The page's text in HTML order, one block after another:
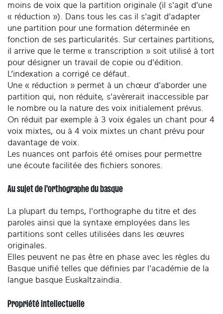
moins de voix que la partition originale (il s'agit d'une
« réduction »). Dans tous les cas il s'agit d'adapter
une partition pour une formation déterminée en
fonction de ses particularités. Sur certaines partitions,
il arrive que le terme « transcription » soit utilisé à tort
pour désigner un travail de copie ou d'édition.
L’indexation a corrigé ce défaut.
Une « réduction » permet à un chœur d'aborder une
partition qui, non réduite, s'avèrerait inaccessible par
le nombre ou la nature des voix initialement prévus.
On réduit par exemple à 3 voix égales un chant pour 4
voix mixtes, ou à 4 voix mixtes un chant prévu pour
davantage de voix.
Les nuances ont parfois été omises pour permettre
une écoute facilitée des fichiers sonores.
Au sujet de l'orthographe du basque
La plupart du temps, l'orthographe du titre et des
paroles ainsi que la syntaxe employées dans les
partitions sont celles utilisées dans les œuvres
originales.
Elles peuvent ne pas être en phase avec les règles du
Basque unifié telles que définies par l'académie de la
langue basque Euskaltzaindia.
Propriété intellectuelle